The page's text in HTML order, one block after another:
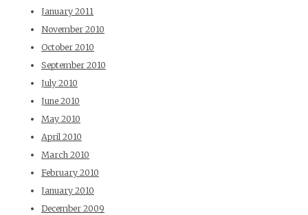
January 2011
November 2010
October 2010
September 2010
July 2010
June 2010
May 2010
April 2010
March 2010
February 2010
January 2010
December 2009